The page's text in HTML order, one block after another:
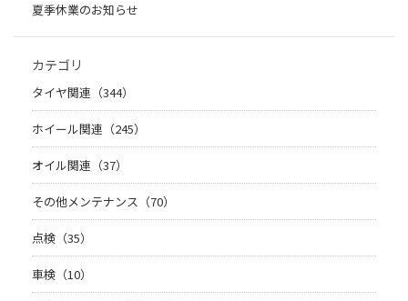
夏季休業のお知らせ
カテゴリ
タイヤ関連（344）
ホイール関連（245）
オイル関連（37）
その他メンテナンス（70）
点検（35）
車検（10）